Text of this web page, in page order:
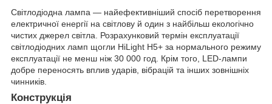
Світлодіодна лампа — найефективніший спосіб перетворення
електричної енергії на світлову й один з найбільш екологічно
чистих джерел світла. Розрахунковий термін експлуатації
світлодіодних ламп щогли HiLight H5+ за нормального режиму
експлуатації не менш ніж 30 000 год. Крім того, LED-лампи
добре переносять вплив ударів, вібрацій та інших зовнішніх
чинників.
Конструкція